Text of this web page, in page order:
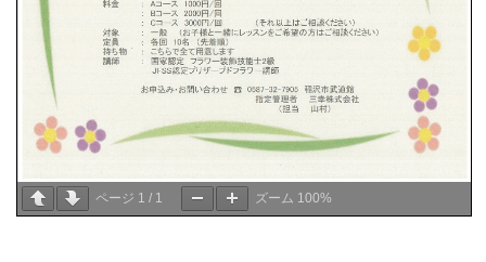
ページ 1 / 1 ズーム 100%